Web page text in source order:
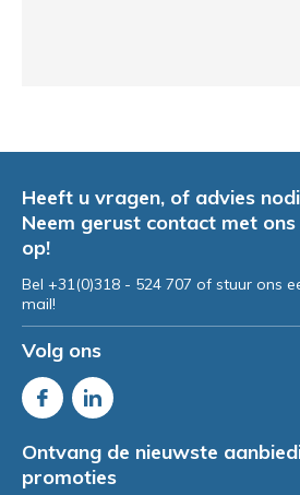
Heeft u vragen, of advies
Neem gerust contact met ons
op!
Bel +31(0)318 - 524 707 of stuur ons
mail!
Volg ons
Ontvang de nieuwste
promoties